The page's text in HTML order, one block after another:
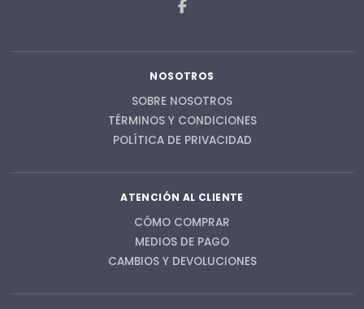
NOSOTROS
SOBRE NOSOTROS
TÉRMINOS Y CONDICIONES
POLÍTICA DE PRIVACIDAD
ATENCIÓN AL CLIENTE
CÓMO COMPRAR
MEDIOS DE PAGO
CAMBIOS Y DEVOLUCIONES